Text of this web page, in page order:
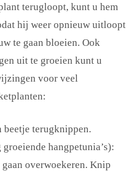
terugloopt, kunt u hem
hij weer opnieuw uitloopt
te gaan bloeien. Ook
uit te groeien kunt u
voor veel
beetje terugknippen.
hangpetunia’s):
overwoekeren. Knip